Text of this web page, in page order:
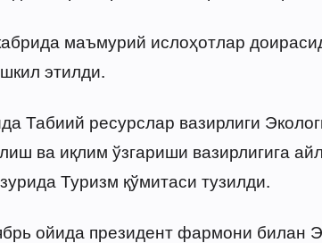
маъмурий ислоҳотлар
этилди.
Табиий ресурслар вазирлиги
ва иқлим ўзгариши вазирлигига
Туризм қўмитаси тузилди.
ойида президент фармони билан